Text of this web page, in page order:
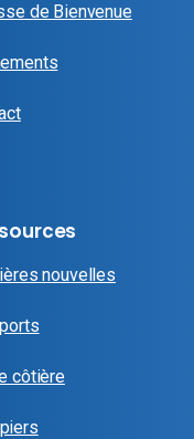
de Bienvenue
nouvelles
côtière